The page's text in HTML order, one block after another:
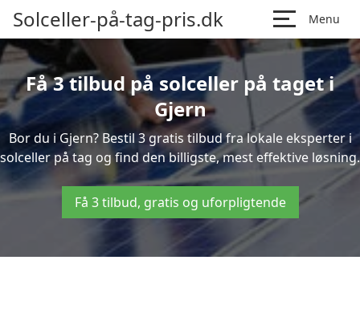
Solceller-på-tag-pris.dk Menu
Få 3 tilbud på solceller på taget i
Gjern
Bor du i Gjern? Bestil 3 gratis tilbud fra lokale eksperter i
solceller på tag og find den billigste, mest effektive løsning.
Få 3 tilbud, gratis og uforpligtende